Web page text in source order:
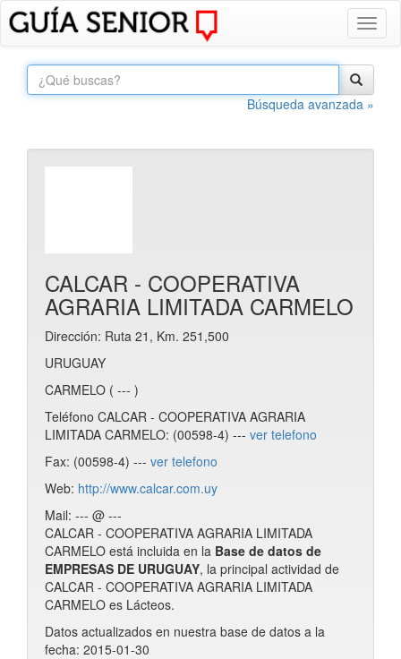
Búsqueda avanzada »
CALCAR - COOPERATIVA
AGRARIA LIMITADA CARMELO
Dirección: Ruta 21, Km. 251,500
URUGUAY
CARMELO ( --- )
Teléfono CALCAR - COOPERATIVA AGRARIA
LIMITADA CARMELO: (00598-4) --- ver telefono
Fax: (00598-4) --- ver telefono
Web: http://www.calcar.com.uy
Mail: --- @ ---
CALCAR - COOPERATIVA AGRARIA LIMITADA
CARMELO está incluida en la Base de datos de
EMPRESAS DE URUGUAY, la principal actividad de
CALCAR - COOPERATIVA AGRARIA LIMITADA
CARMELO es Lácteos.
Datos actualizados en nuestra base de datos a la
fecha: 2015-01-30